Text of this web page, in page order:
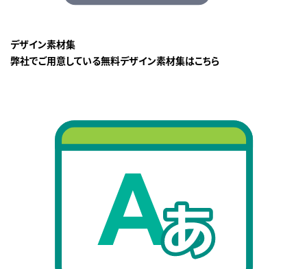
デザイン素材集
弊社でご用意している無料デザイン素材集はこちら